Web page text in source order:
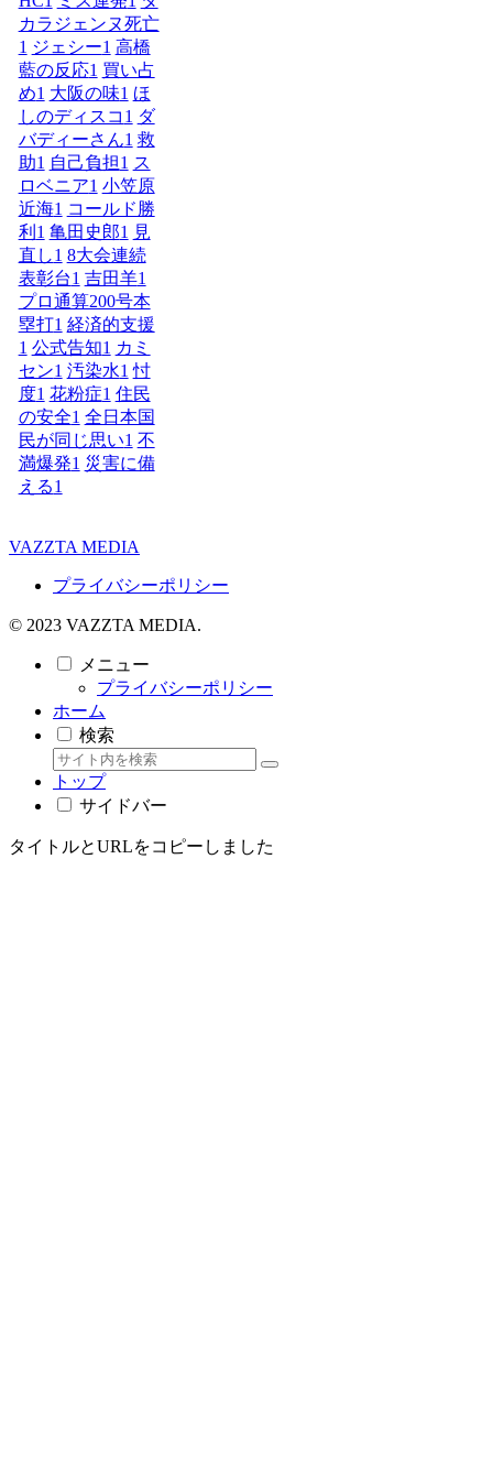
カラジェンヌ死亡
1 ジェシー1 高橋
藍の反応1 買い占
め1 大阪の味1 ほ
しのディスコ 1 ダ
バディーさん1 救
助1 自己負担1 ス
ロベニア1 小笠原
近海1 コールド勝
利 1 亀田史郎1 見
直し1 8大会連続
表彰台1 吉田羊1
プロ通算200号本
塁打1 経済的支援
1 公式告知1 カミ
セン1 汚染水1 忖
度1 花粉症1 住民
の安全1 全日本国
民が同じ思い1 不
満爆発1 災害に備
える1
VAZZTA MEDIA
プライバシーポリシー
© 2023 VAZZTA MEDIA.
メニュー
プライバシーポリシー
ホーム
検索
トップ
サイドバー
タイトルとURLをコピーしました